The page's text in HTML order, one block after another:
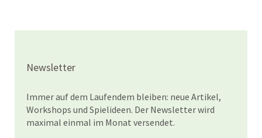
Newsletter
Immer auf dem Laufendem bleiben: neue Artikel,
Workshops und Spielideen. Der Newsletter wird
maximal einmal im Monat versendet.